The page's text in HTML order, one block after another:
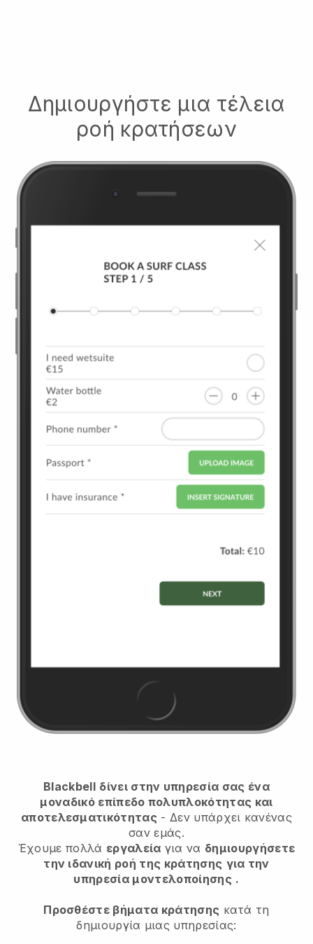
Δημιουργήστε μια τέλεια
ροή κρατήσεων
Blackbell δίνει στην υπηρεσία σας ένα
μοναδικό επίπεδο πολυπλοκότητας και
αποτελεσματικότητας - Δεν υπάρχει κανένας
σαν εμάς.
Έχουμε πολλά εργαλεία για να δημιουργήσετε
την ιδανική ροή της κράτησης για την
υπηρεσία μοντελοποίησης .
Προσθέστε βήματα κράτησης κατά τη
δημιουργία μιας υπηρεσίας: